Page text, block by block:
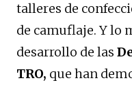
talleres de
de camuflaje. Y lo
desarrollo de las
TRO, que han